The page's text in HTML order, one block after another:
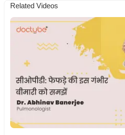
Related Videos